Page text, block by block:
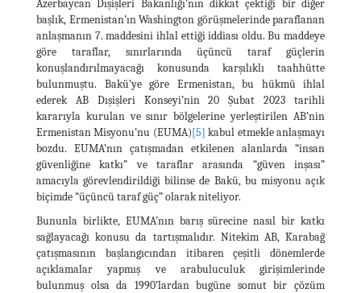
Azerbaycan Dışişleri Bakanlığı’nın dikkat çektiği bir diğer
başlık, Ermenistan’ın Washington görüşmelerinde paraflanan
anlaşmanın 7. maddesini ihlal ettiği iddiası oldu. Bu maddeye
göre taraflar, sınırlarında üçüncü taraf güçlerin
konuşlandırılmayacağı konusunda karşılıklı taahhütte
bulunmuştu. Bakü’ye göre Ermenistan, bu hükmü ihlal
ederek AB Dışişleri Konseyi’nin 20 Şubat 2023 tarihli
kararıyla kurulan ve sınır bölgelerine yerleştirilen AB’nin
Ermenistan Misyonu’nu (EUMA)[5] kabul etmekle anlaşmayı
bozdu. EUMA’nın çatışmadan etkilenen alanlarda “insan
güvenliğine katkı” ve taraflar arasında “güven inşası”
amacıyla görevlendirildiği bilinse de Bakü, bu misyonu açık
biçimde “üçüncü taraf güç” olarak niteliyor.
Bununla birlikte, EUMA’nın barış sürecine nasıl bir katkı
sağlayacağı konusu da tartışmalıdır. Nitekim AB, Karabağ
çatışmasının başlangıcından itibaren çeşitli dönemlerde
açıklamalar yapmış ve arabuluculuk girişimlerinde
bulunmuş olsa da 1990’lardan bugüne somut bir çözüm